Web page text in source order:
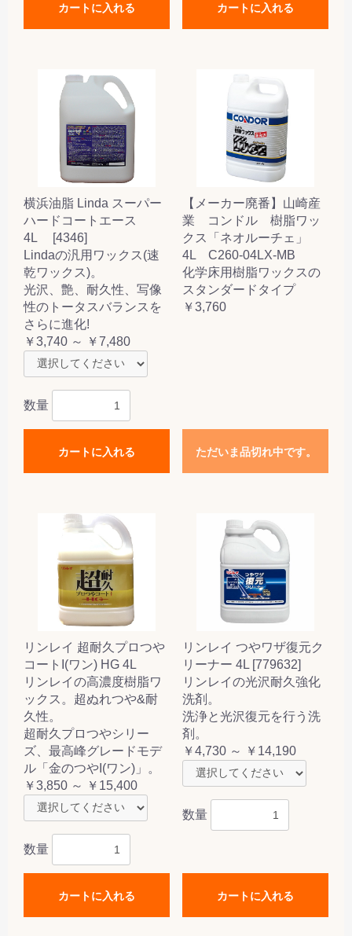
カートに入れる カートに入れる
横浜油脂 Linda スーパー
ハードコートエース
4L [4346]
Lindaの汎用ワックス(速
乾ワックス)。
光沢、艶、耐久性、写像
性のトータスバランスを
さらに進化!
￥3,740 ～ ￥7,480
数量
カートに入れる
【メーカー廃番】山崎産
業 コンドル 樹脂ワッ
クス「ネオルーチェ」
4L C260-04LX-MB
化学床用樹脂ワックスの
スタンダードタイプ
￥3,760
ただいま品切れ中です。
リンレイ 超耐久プロつや
コートI(ワン) HG 4L
リンレイの高濃度樹脂ワ
ックス。超ぬれつや&耐
久性。
超耐久プロつやシリー
ズ、最高峰グレードモデ
ル「金のつやI(ワン)」。
￥3,850 ～ ￥15,400
数量
カートに入れる
リンレイ つやワザ復元ク
リーナー 4L [779632]
リンレイの光沢耐久強化
洗剤。
洗浄と光沢復元を行う洗
剤。
￥4,730 ～ ￥14,190
数量
カートに入れる